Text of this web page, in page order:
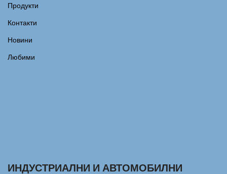
Продукти
Контакти
Новини
Любими
ИНДУСТРИАЛНИ И АВТОМОБИЛНИ